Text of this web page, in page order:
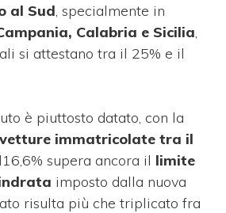
al Sud , specialmente in
Calabria e Sicilia
si attestano tra il 25% e il
è piuttosto datato, con la
vetture immatricolate tra il
supera ancora il limite
imposto dalla nuova
risulta più che triplicato fra